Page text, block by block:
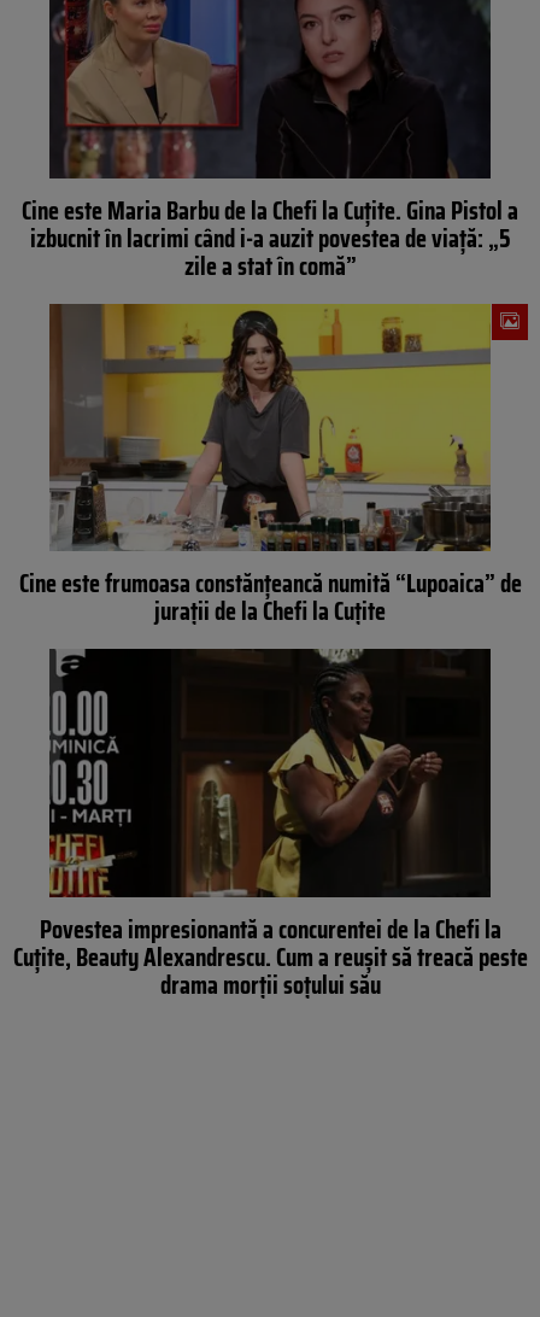
Cine este Maria Barbu de la Chefi la Cuțite. Gina Pistol a
izbucnit în lacrimi când i-a auzit povestea de viață: „5
zile a stat în comă”
Cine este frumoasa constănțeancă numită “Lupoaica” de
jurații de la Chefi la Cuțite
Povestea impresionantă a concurentei de la Chefi la
Cuțite, Beauty Alexandrescu. Cum a reușit să treacă peste
drama morții soțului său